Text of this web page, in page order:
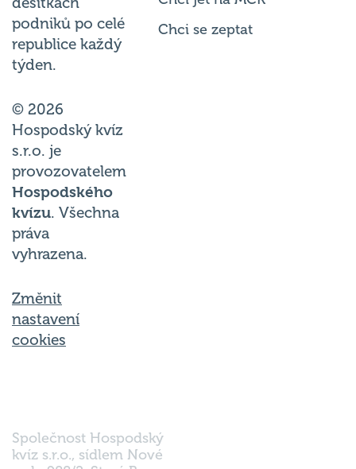
podniků po celé
republice každý
týden.
© 2026
Hospodský kvíz
s.r.o. je
provozovatelem
Hospodského
kvízu. Všechna
práva
vyhrazena.
Změnit
nastavení
cookies
Chci se zeptat
Společnost Hospodský
kvíz s.r.o., sídlem Nové